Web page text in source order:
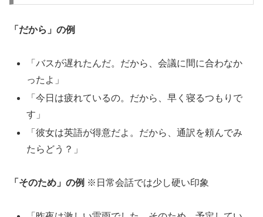
「だから」の例
「バスが遅れたんだ。だから、会議に間に合わなか
ったよ」
「今日は疲れているの。だから、早く寝るつもりで
す」
「彼女は英語が得意だよ。だから、通訳を頼んでみ
たらどう？」
「そのため」の例 ※日常会話では少し硬い印象